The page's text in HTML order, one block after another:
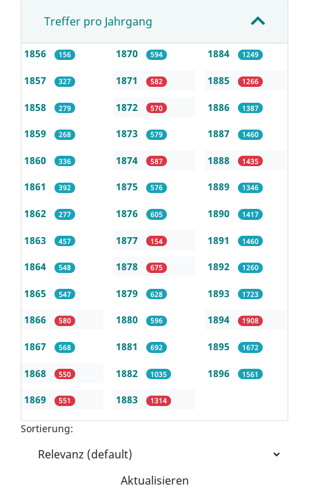
Treffer pro Jahrgang
1856 156
1857 327
1858 279
1859 268
1860 336
1861 392
1862 277
1863 457
1864 548
1865 547
1866 580
1867 568
1868 550
1869 551
1870 594
1871 582
1872 570
1873 579
1874 587
1875 576
1876 605
1877 154
1878 675
1879 628
1880 596
1881 692
1882 1035
1883 1314
1884 1249
1885 1266
1886 1387
1887 1460
1888 1435
1889 1346
1890 1417
1891 1460
1892 1260
1893 1723
1894 1908
1895 1672
1896 1561
Sortierung:
Aktualisieren